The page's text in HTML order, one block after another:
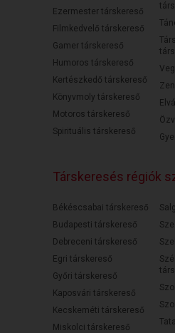
Ezermester társkereső
Filmkedvelő társkereső
Gamer társkereső
Humoros társkereső
Kertészkedő társkereső
Könyvmoly társkereső
Motoros társkereső
Spirituális társkereső
Társkeresés régiók
Békéscsabai társkereső
Budapesti társkereső
Debreceni társkereső
Egri társkereső
Győri társkereső
Kaposvári társkereső
Kecskeméti társkereső
Miskolci társkereső